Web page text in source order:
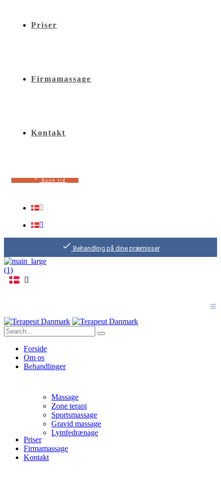
Priser
Firmamassage
Kontakt
B o o k t i d
Behandling på dine præmisser
Forside
Om os
Behandlinger
Massage
Zone terapi
Sportsmassage
Gravid massage
Lymfedrænage
Priser
Firmamassage
Kontakt